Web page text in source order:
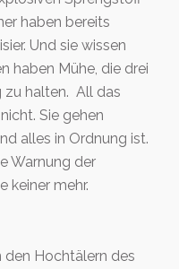
haben bereits
Und sie wissen
haben Mühe, die drei
zu halten. All das
Sie gehen
alles in Ordnung ist.
Warnung der
keiner mehr.
den Hochtälern des